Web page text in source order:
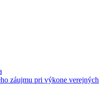
záujmu pri výkone verejných